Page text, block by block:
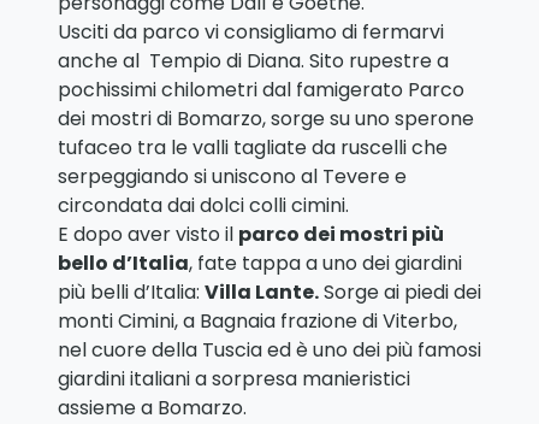
Usciti da parco vi consigliamo di fermarvi
anche al Tempio di Diana. Sito rupestre a
pochissimi chilometri dal famigerato Parco
dei mostri di Bomarzo, sorge su uno sperone
tufaceo tra le valli tagliate da ruscelli che
serpeggiando si uniscono al Tevere e
circondata dai dolci colli cimini.
E dopo aver visto il parco dei mostri più
bello d’Italia, fate tappa a uno dei giardini
più belli d’Italia: Villa Lante.Sorge ai piedi dei
monti Cimini, a Bagnaia frazione di Viterbo,
nel cuore della Tuscia ed è uno dei più famosi
giardini italiani a sorpresa manieristici
assieme a Bomarzo.